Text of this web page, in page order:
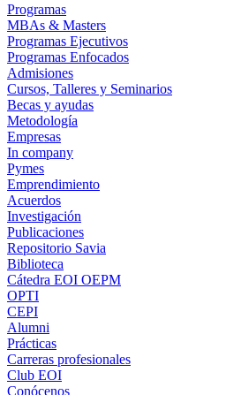
Programas
MBAs & Masters
Programas Ejecutivos
Programas Enfocados
Admisiones
Cursos, Talleres y Seminarios
Becas y ayudas
Metodología
Empresas
In company
Pymes
Emprendimiento
Acuerdos
Investigación
Publicaciones
Repositorio Savia
Biblioteca
Cátedra EOI OEPM
OPTI
CEPI
Alumni
Prácticas
Carreras profesionales
Club EOI
Conócenos